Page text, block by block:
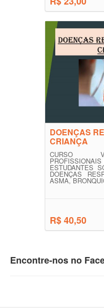
DOENÇAS
CRIANÇA
CURSO
ESTUDANTES
DOENÇAS
ASMA,
R$ 40,50
Encontre-nos no